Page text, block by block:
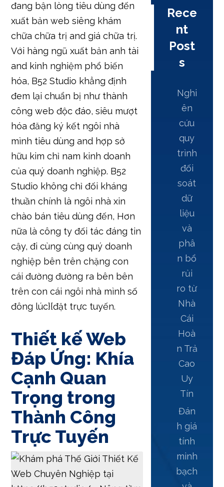
đang bận lòng tiêu dùng đến
xuất bản web siêng khám
chữa chữa trị and giá chữa trị.
Với hàng ngũ xuất bản anh tài
and kinh nghiệm phổ biến
hóa, B52 Studio khẳng định
đem lại chuẩn bị như thành
công web độc đáo, siêu mượt
hóa đăng ký kết ngôi nhà
mình tiêu dùng and hợp sở
hữu kim chỉ nam kinh doanh
của quý doanh nghiệp. B52
Studio không chỉ đối kháng
thuần chính là ngôi nhà xin
chào bán tiêu dùng đến, Hơn
nữa là công ty đối tác đáng tin
cậy, đi cùng cùng quý doanh
nghiệp bên trên chặng con
cái đường đường ra bên bên
trên con cái ngôi nhà mình số
đông lúc}{đặt trực tuyến.
Thiết kế Web
Đáp Ứng: Khía
Cạnh Quan
Trọng trong
Thành Công
Trực Tuyến
Rece
nt
Post
s
Nghi
ên
cứu
quy
trình
đối
soát
dữ
liệu
và
phâ
n bổ
rủi
ro từ
Nhà
Cái
Hoà
n Trả
Cao
Uy
Tín
Đán
h giá
tính
minh
bạch